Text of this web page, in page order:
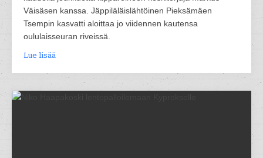
Väisäsen kanssa. Jäppiläläislähtöinen Pieksämäen
Tsempin kasvatti aloittaa jo viidennen kautensa
oululaisseuran riveissä.
Lue lisää